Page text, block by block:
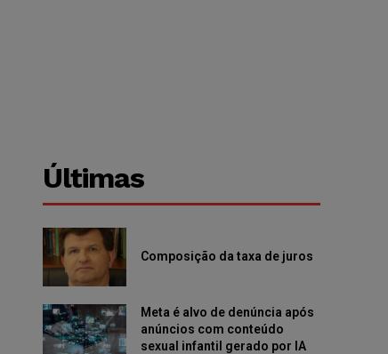
Últimas
Composição da taxa de juros
Meta é alvo de denúncia após
anúncios com conteúdo
sexual infantil gerado por IA